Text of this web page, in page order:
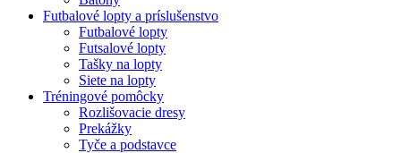
Futbalové lopty a príslušenstvo
Futbalové lopty
Futsalové lopty
Tašky na lopty
Siete na lopty
Tréningové pomôcky
Rozlišovacie dresy
Prekážky
Tyče a podstavce